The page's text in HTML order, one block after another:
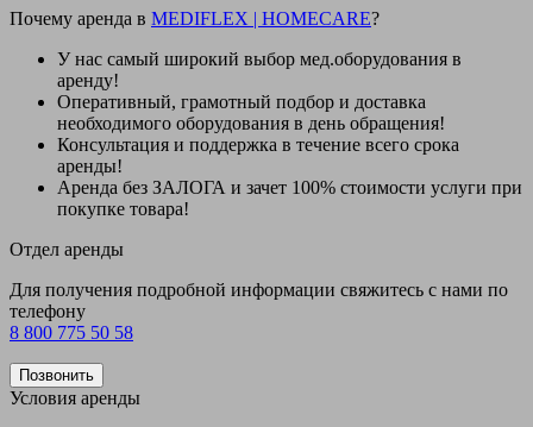
Почему аренда в MEDIFLEX | HOMECARE?
У нас самый широкий выбор мед.оборудования в
аренду!
Оперативный, грамотный подбор и доставка
необходимого оборудования в день обращения!
Консультация и поддержка в течение всего срока
аренды!
Аренда без ЗАЛОГА и зачет 100% стоимости услуги при
покупке товара!
Отдел аренды
Для получения подробной информации свяжитесь с нами по
телефону
8 800 775 50 58
Позвонить
Условия аренды